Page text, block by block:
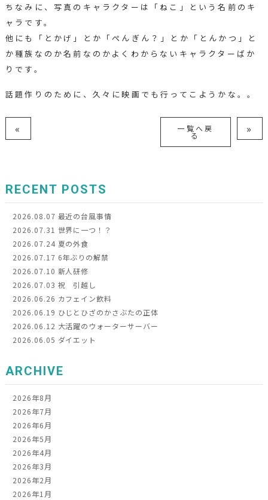
ちなみに、写真のキャラクターは「ねこ」という名前のキ
ャラです。
他にも「とかげ」とか「ぺんぎん？」とか「とんかつ」と
か種族なのか名前なのかよくわからないキャラクターばか
りです。
話題作りのために、久々に映画でも行ってこようかな。。
« 一覧へ戻
る »
RECENT POSTS
2026.08.07 最近の台風事情
2026.07.31 世界に一つ！？
2026.07.24 夏の外食
2026.07.17 6年ぶりの解禁
2026.07.10 新人研修
2026.07.03 祝 引越し
2026.06.26 カフェイン飲料
2026.06.19 ひじとひざのかさぶたの正体
2026.06.12 大活躍のウォーターサーバー
2026.06.05 ダイエット
ARCHIVE
2026年8月
2026年7月
2026年6月
2026年5月
2026年4月
2026年3月
2026年2月
2026年1月